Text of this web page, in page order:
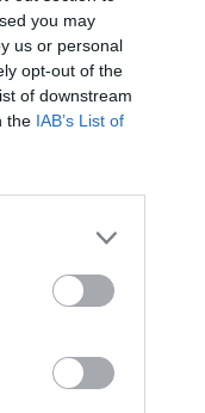
you may
us or personal
opt-out of the
of downstream
the IAB’s List of
országokra, hogy
célja olyan
alatt érkeztek, és